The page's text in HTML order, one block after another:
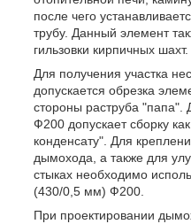
после чего
трубу. Данный элемент
гильзовки кирпичных шахт.
Для получения участка
допускается обрезка
стороны раструба
Ф200 допускает сборку
конденсату". Для
дымохода, а также для
стыках необходимо
(430/0,5 мм) Ф200.
При проектировании